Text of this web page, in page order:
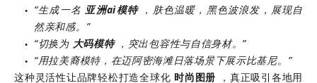
● “生成一名 亚洲ai模特 ，肤色温暖，黑色波浪发，展现自
然亲和感。”
● “切换为 大码模特 ，突出包容性与自信身材。”
●
“用拉美裔模特，在迈阿密海滩日落场景下展示比基尼。”
这种灵活性让品牌轻松打造全球化 时尚图册
，真正吸引各地用